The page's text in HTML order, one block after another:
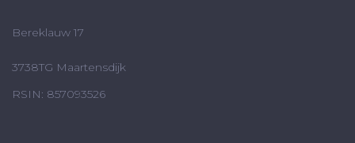
Bereklauw 17
3738TG Maartensdijk
RSIN: 857093526